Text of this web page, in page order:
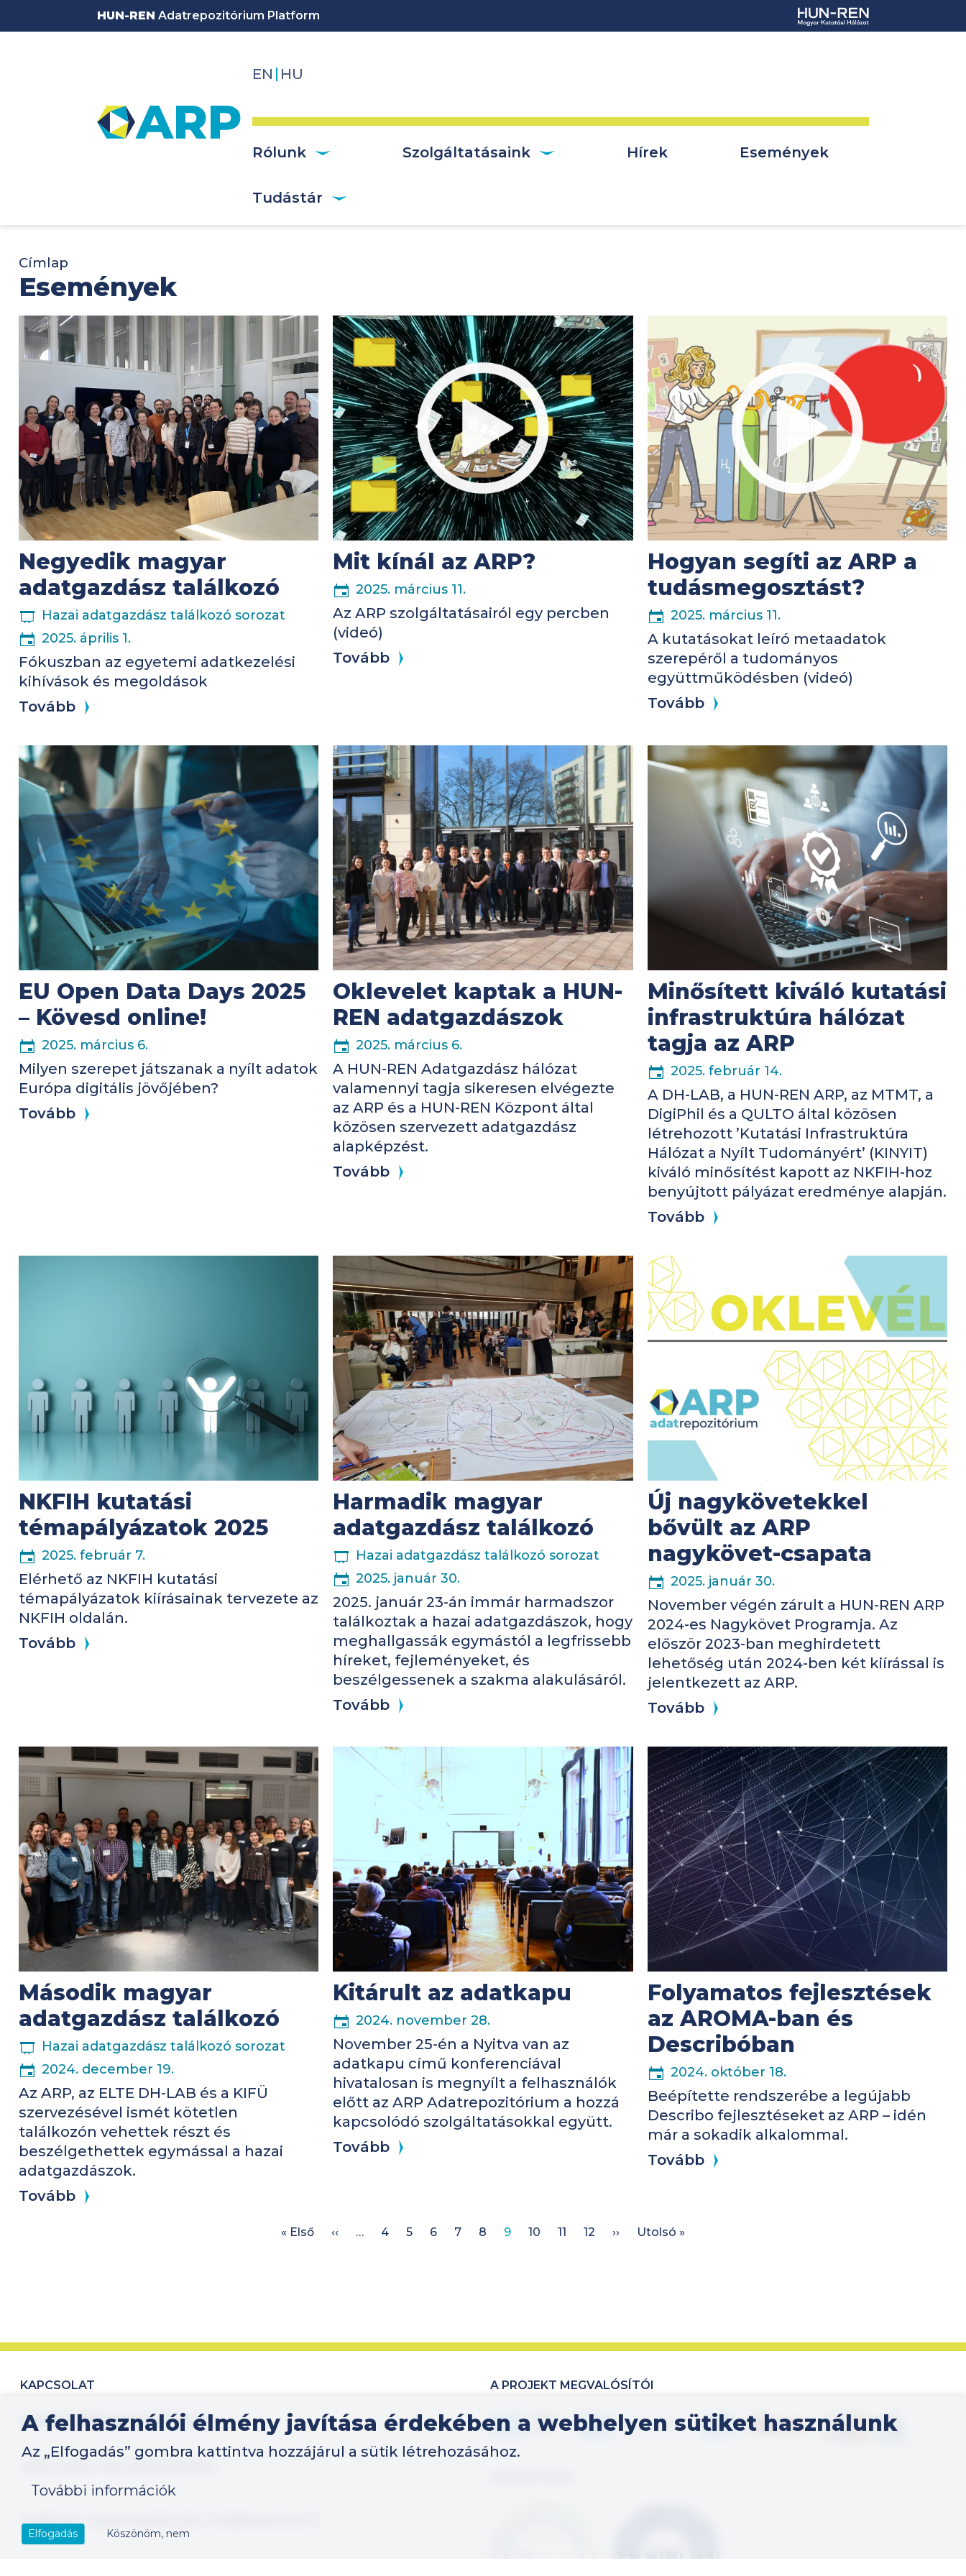
Ugrás a tartalomra
HUN-REN Adatrepozitórium Platform
EN HU
Rólunk Szolgáltatásaink Hírek Események
Tudástár
Címlap
Események
Kép
Negyedik magyar
adatgazdász találkozó
ESEMÉNYSOROZAT
Hazai adatgazdász találkozó sorozat
2025. április 1.
Fókuszban az egyetemi adatkezelési
kihívások és megoldások
Tovább
Kép
Mit kínál az ARP?
2025. március 11.
Az ARP szolgáltatásairól egy percben
(videó)
Tovább
Hogyan segíti az ARP a
tudásmegosztást?
2025. március 11.
A kutatásokat leíró metaadatok
szerepéről a tudományos
együttműködésben (videó)
Tovább
Kép
EU Open Data Days 2025
– Kövesd online!
2025. március 6.
Milyen szerepet játszanak a nyílt adatok
Európa digitális jövőjében?
Tovább
Kép
Oklevelet kaptak a HUN-
REN adatgazdászok
2025. március 6.
A HUN-REN Adatgazdász hálózat
valamennyi tagja sikeresen elvégezte
az ARP és a HUN-REN Központ által
közösen szervezett adatgazdász
alapképzést.
Tovább
Kép
Minősített kiváló kutatási
infrastruktúra hálózat
tagja az ARP
2025. február 14.
A DH-LAB, a HUN-REN ARP, az MTMT, a
DigiPhil és a QULTO által közösen
létrehozott ’Kutatási Infrastruktúra
Hálózat a Nyílt Tudományért’ (KINYIT)
kiváló minősítést kapott az NKFIH-hoz
benyújtott pályázat eredménye alapján.
Tovább
NKFIH kutatási
témapályázatok 2025
2025. február 7.
Elérhető az NKFIH kutatási
témapályázatok kiírásainak tervezete az
NKFIH oldalán.
Tovább
Kép
Harmadik magyar
adatgazdász találkozó
ESEMÉNYSOROZAT
Hazai adatgazdász találkozó sorozat
2025. január 30.
2025. január 23-án immár harmadszor
találkoztak a hazai adatgazdászok, hogy
meghallgassák egymástól a legfrissebb
híreket, fejleményeket, és
beszélgessenek a szakma alakulásáról.
Tovább
Kép
Új nagykövetekkel
bővült az ARP
nagykövet-csapata
2025. január 30.
November végén zárult a HUN-REN ARP
2024-es Nagykövet Programja. Az
először 2023-ban meghirdetett
lehetőség után 2024-ben két kiírással is
jelentkezett az ARP.
Tovább
Kép
Második magyar
adatgazdász találkozó
ESEMÉNYSOROZAT
Hazai adatgazdász találkozó sorozat
2024. december 19.
Az ARP, az ELTE DH-LAB és a KIFÜ
szervezésével ismét kötetlen
találkozón vehettek részt és
beszélgethettek egymással a hazai
adatgazdászok.
Tovább
Kép
Kitárult az adatkapu
2024. november 28.
November 25-én a Nyitva van az
adatkapu című konferenciával
hivatalosan is megnyílt a felhasználók
előtt az ARP Adatrepozitórium a hozzá
kapcsolódó szolgáltatásokkal együtt.
Tovább
Kép
Folyamatos fejlesztések
az AROMA-ban és
Describóban
2024. október 18.
Beépítette rendszerébe a legújabb
Describo fejlesztéseket az ARP – idén
már a sokadik alkalommal.
Tovább
« ElsőElső oldal
‹‹Előző oldal
… 4 5 6 7 8 9 10 11 12 ›› Következő oldal
Utolsó »
KAPCSOLAT
support@researchdata.hu
LÁBLÉC
PORTÁL ADATKEZELÉSI TÁJÉKOZTATÓ
A PROJEKT MEGVALÓSÍTÓI
Kép Kép Kép Kép
A felhasználói élmény javítása érdekében a webhelyen sütiket használunk
Az „Elfogadás” gombra kattintva hozzájárul a sütik létrehozásához.
További információk
Elfogadás Köszönöm, nem